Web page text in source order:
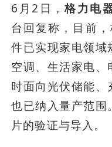
6月2日，格力电
台回复称，目前
件已实现家电领域
空调、生活家电、
时面向光伏储能
也已纳入量产范围
片的验证与导入。